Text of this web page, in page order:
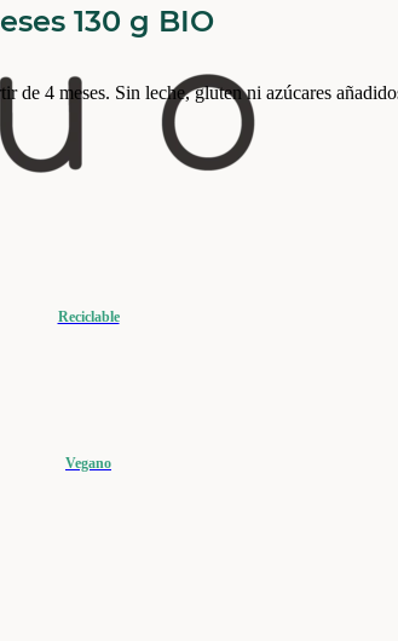
130 g BIO
de 4 meses. Sin leche, gluten ni azúcares
Reciclable
Vegano